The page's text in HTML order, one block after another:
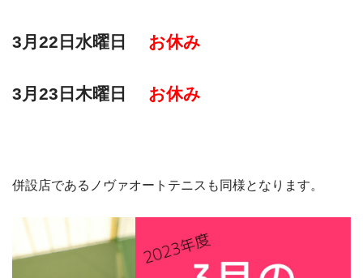
3月22日水曜日 お休み
3月23日木曜日 お休み
併設店であるノヴァオートテニスも同様となります。